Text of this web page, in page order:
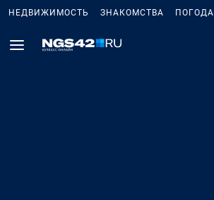
НЕДВИЖИМОСТЬ ЗНАКОМСТВА ПОГОДА